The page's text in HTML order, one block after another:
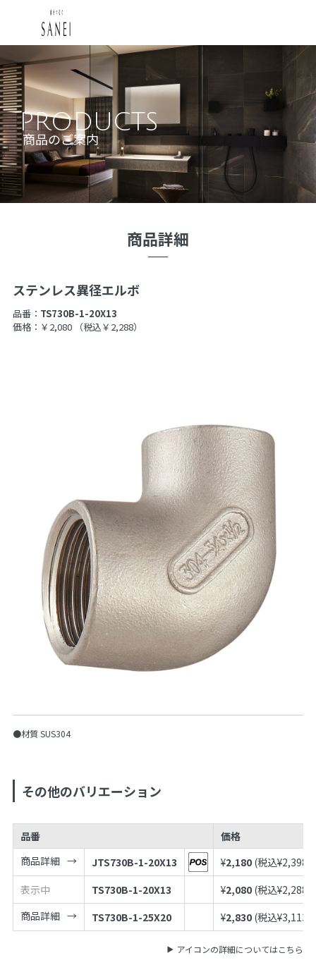
PRODUCTS
商品のご案内
商品詳細
ステンレス異径エルボ
品番： TS730B-1-20X13
価格：￥2,080
（税込￥2,288）
●材質 SUS304
その他のバリエーション
品番
価格
商品詳細
JTS730B-1-20X13 ¥2,180 (税込¥2,398
表示中
TS730B-1-20X13 ¥2,080 (税込¥2,288
商品詳細
TS730B-1-25X20 ¥2,830 (税込¥3,113
アイコンの詳細についてはこちら